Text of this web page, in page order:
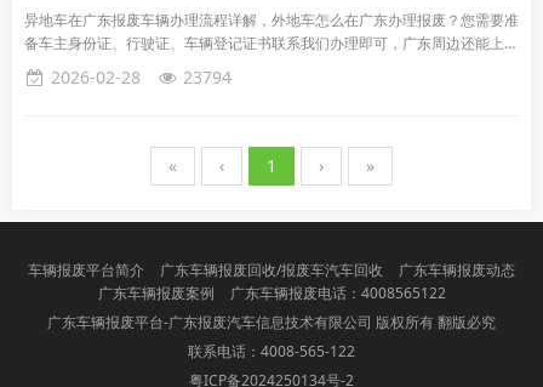
异地车在广东报废车辆办理流程详解，外地车怎么在广东办理报废？您需要准
备车主身份证、行驶证、车辆登记证书联系我们办理即可，广东周边还能上门
办理。当车辆因交通事故或其他原因想办理报废，无法在本市机动车回收...
2026-02-28 23794
« ‹ 1 › »
车辆报废平台简介 广东车辆报废回收/报废车汽车回收
广东车辆报废动态
广东车辆报废案例
广东车辆报废电话：4008565122
广东车辆报废平台-广东报废汽车信息技术有限公司 版权所有 翻版必究
联系电话：4008-565-122
粤ICP备2024250134号-2